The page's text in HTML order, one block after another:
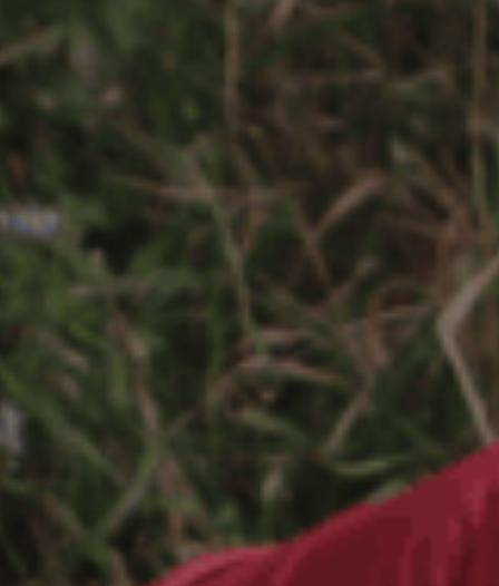
Planes Directores de Iluminación
del Concejo
EN